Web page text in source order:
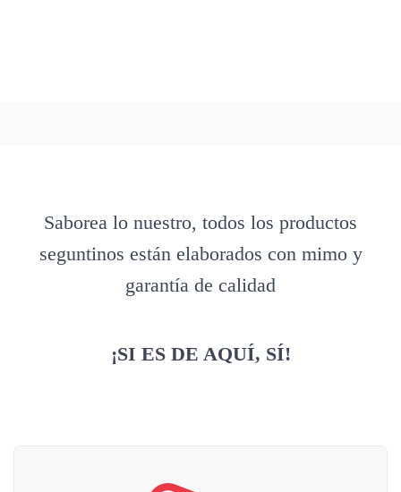
Saborea lo nuestro, todos los productos
seguntinos están elaborados con mimo y
garantía de calidad
¡SI ES DE AQUÍ, SÍ!